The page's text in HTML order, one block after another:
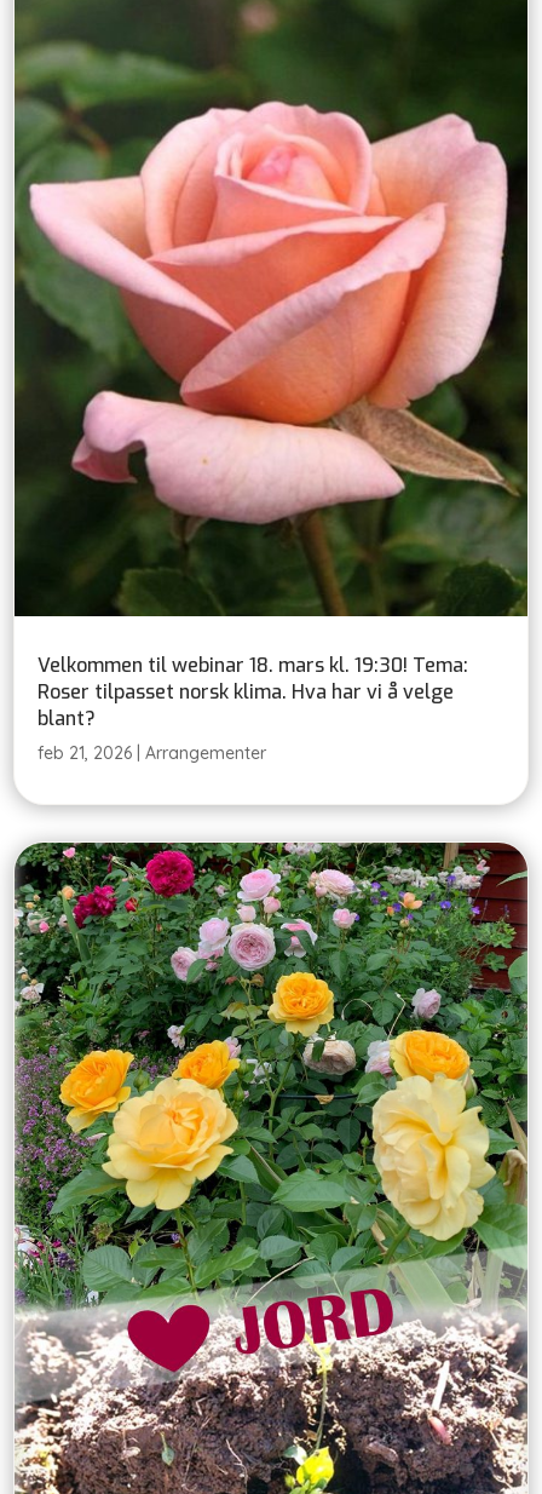
Velkommen til webinar 18. mars kl. 19:30! Tema:
Roser tilpasset norsk klima. Hva har vi å velge
blant?
feb 21, 2026 |Arrangementer